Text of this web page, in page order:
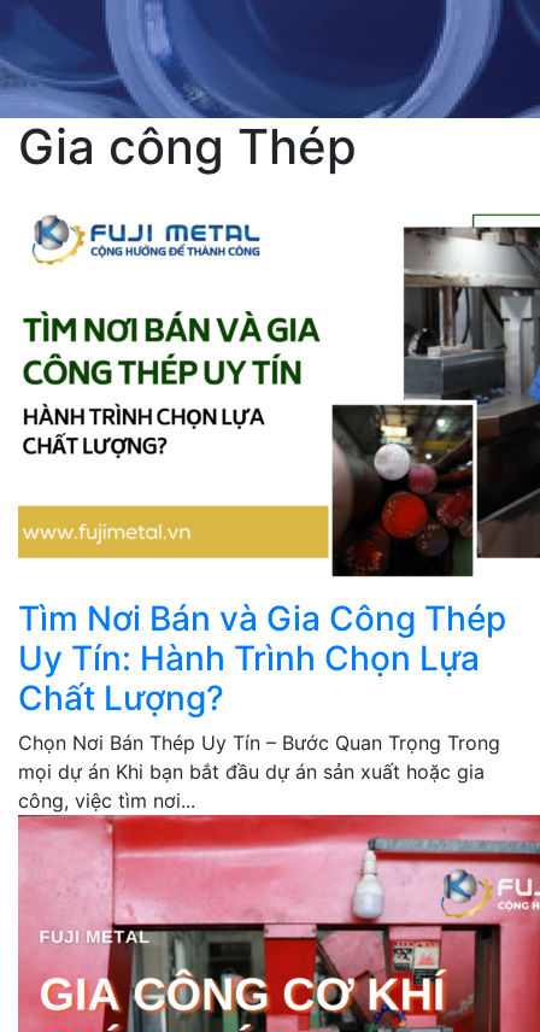
Gia công Thép
Tìm Nơi Bán và Gia Công Thép
Uy Tín: Hành Trình Chọn Lựa
Chất Lượng?
Chọn Nơi Bán Thép Uy Tín – Bước Quan Trọng Trong
mọi dự án Khi bạn bắt đầu dự án sản xuất hoặc gia
công, việc tìm nơi...